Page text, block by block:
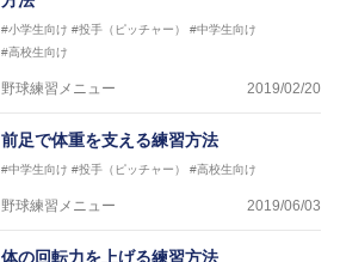
#小学生向け #投手（ピッチャー）
#中学生向け
#高校生向け
野球練習メニュー 2019/02/20
前足で体重を支える練習方法
#中学生向け #投手（ピッチャー） #高校生向け
野球練習メニュー 2019/06/03
体の回転力を上げる練習方法